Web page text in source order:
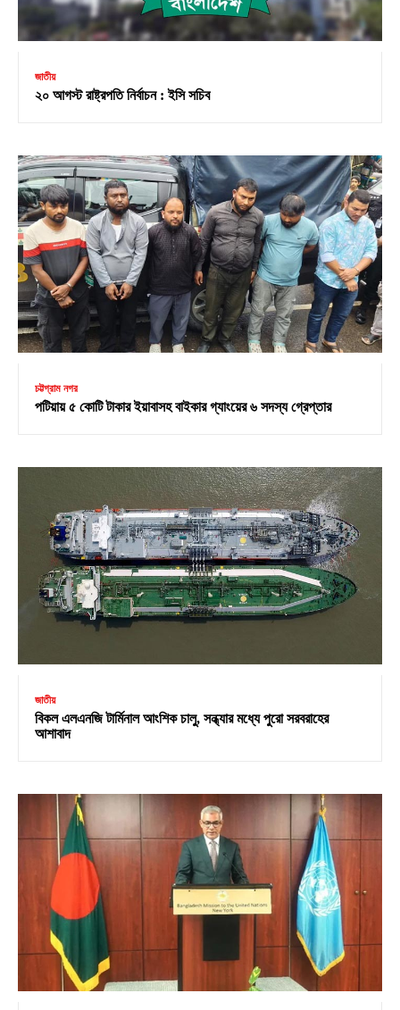
জাতীয়
২০ আগস্ট রাষ্ট্রপতি নির্বাচন : ইসি সচিব
চট্টগ্রাম নগর
পটিয়ায় ৫ কোটি টাকার ইয়াবাসহ বাইকার গ্যাংয়ের ৬ সদস্য গ্রেপ্তার
জাতীয়
বিকল এলএনজি টার্মিনাল আংশিক চালু, সন্ধ্যার মধ্যে পুরো সরবরাহের
আশাবাদ